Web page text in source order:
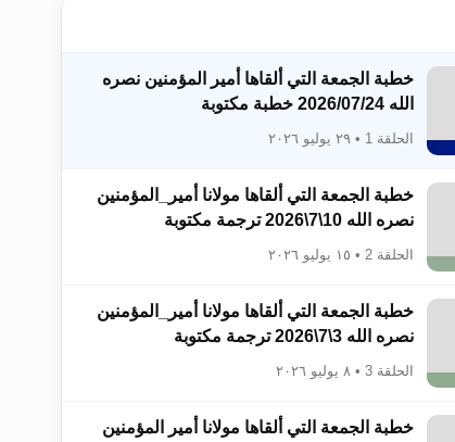
خطبة الجمعة التي ألقاها أمير المؤمنين نصره
الله 2026/07/24 خطبة مكتوبة
الحلقة 1 • ٢٩ يوليو ٢٠٢٦
خطبة الجمعة التي ألقاها مولانا أمير_المؤمنين​​​​​​
نصره الله 10\7\2026 ترجمة مكتوبة
الحلقة 2 • ١٥ يوليو ٢٠٢٦
خطبة الجمعة التي ألقاها مولانا أمير_المؤمنين​​​​​​
نصره الله 3\7\2026 ترجمة مكتوبة
الحلقة 3 • ٨ يوليو ٢٠٢٦
خطبة الجمعة التي ألقاها مولانا أمير المؤمنين​​​​​​